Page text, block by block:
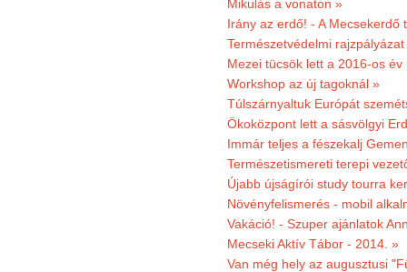
Mikulás a vonaton »
Irány az erdő! - A
Természetvédelmi
Mezei tücsök lett a 2016-os év
Workshop az új tagoknál »
Túlszárnyaltuk Európát
Ökoközpont lett a sásvölgyi
Immár teljes a fészekalj
Természetismereti terepi
Újabb újságírói study tourra
Növényfelismerés - mobil
Vakáció! - Szuper ajánlatok
Mecseki Aktív Tábor - 2014. »
Van még hely az augusztusi